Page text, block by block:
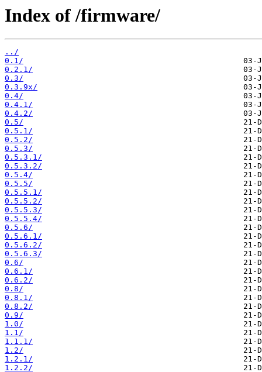
Index of /firmware/
../
0.1/
0.2.1/
0.3/
0.3.9x/
0.4/
0.4.1/
0.4.2/
0.5/
0.5.1/
0.5.2/
0.5.3/
0.5.3.1/
0.5.3.2/
0.5.4/
0.5.5/
0.5.5.1/
0.5.5.2/
0.5.5.3/
0.5.5.4/
0.5.6/
0.5.6.1/
0.5.6.2/
0.5.6.3/
0.6/
0.6.1/
0.6.2/
0.8/
0.8.1/
0.8.2/
0.9/
1.0/
1.1/
1.1.1/
1.2/
1.2.1/
1.2.2/